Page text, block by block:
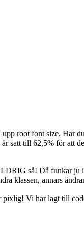
root font size. Har
satt till 62,5% för att
så! Då funkar ju
klassen, annars
Vi har lagt till